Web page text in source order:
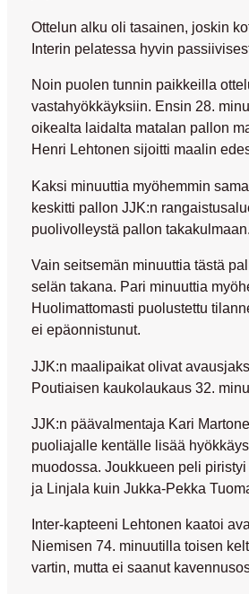
Ottelun alku oli tasainen, joskin
Interin pelatessa hyvin
Noin puolen tunnin paikkeilla
vastahyökkäyksiin. Ensin 28.
oikealta laidalta matalan pallon
Henri Lehtonen sijoitti maalin
Kaksi minuuttia myöhemmin
keskitti pallon JJK:n
puolivolleystä pallon takakulmaan.
Vain seitsemän minuuttia tästä
selän takana. Pari minuuttia
Huolimattomasti puolustettu
ei epäonnistunut.
JJK:n maalipaikat olivat
Poutiaisen kaukolaukaus 32.
JJK:n päävalmentaja Kari
puoliajalle kentälle lisää
muodossa. Joukkueen peli
ja Linjala kuin Jukka-Pekka
Inter-kapteeni Lehtonen kaatoi
Niemisen 74. minuutilla toisen
vartin, mutta ei saanut